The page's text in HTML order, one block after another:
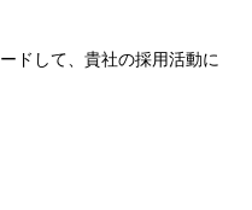
ドして、貴社の採用活動に